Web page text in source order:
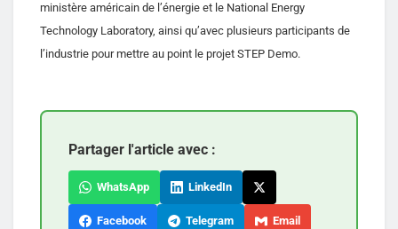
ministère américain de l’énergie et le National Energy
Technology Laboratory, ainsi qu’avec plusieurs participants de
l’industrie pour mettre au point le projet STEP Demo.
Partager l'article avec :
WhatsApp LinkedIn
Facebook Telegram Email